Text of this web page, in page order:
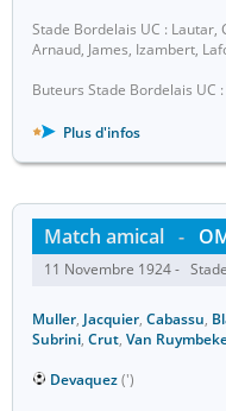
Stade Bordelais UC :
Arnaud, James, Izambert,
Buteurs Stade Bordelais UC
Plus d'infos
Match amical -
11 Novembre 1924 -
Muller, Jacquier, Cabassu,
Subrini, Crut, Van
Devaquez(')